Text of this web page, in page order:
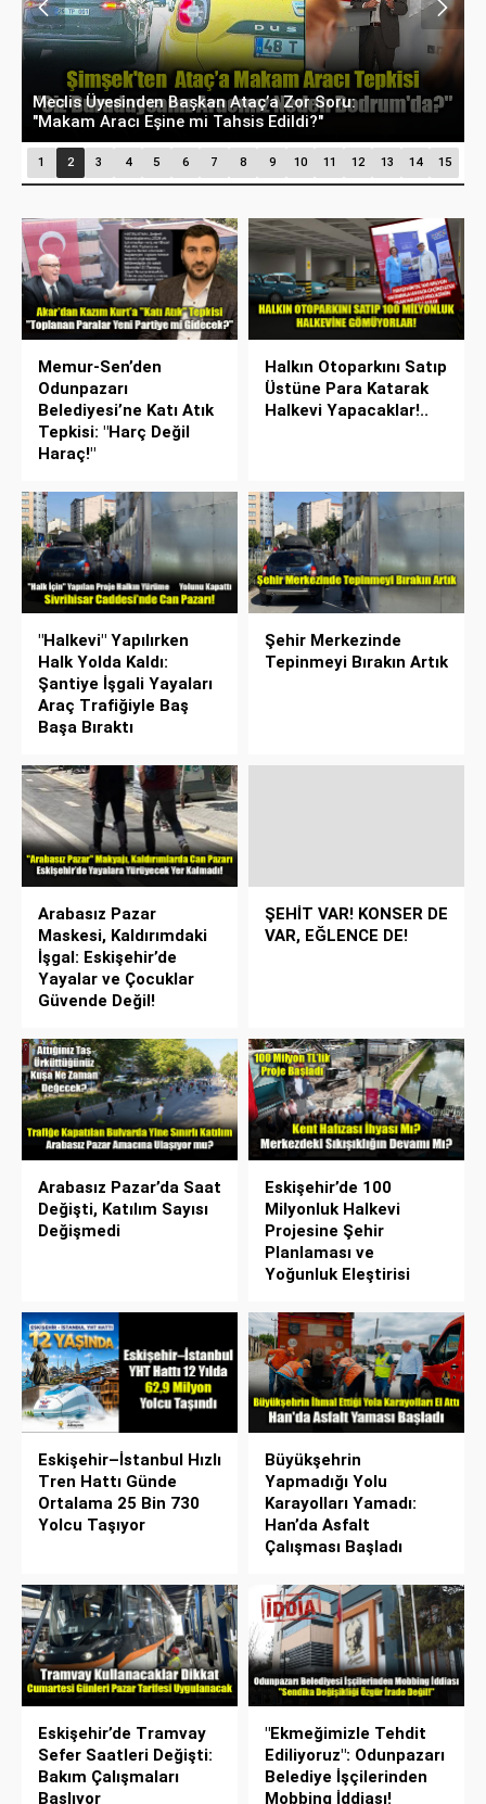
Eskişehir’de Su Fiyatları Rekora Koşuyor: İnşaat
Suyu 100 TL Sınırını Aştı!
1 2 3 4 5 6 7 8 9 10 11 12 13 14 15
Memur-Sen’den
Odunpazarı
Belediyesi’ne Katı Atık
Tepkisi: "Harç Değil
Haraç!"
Halkın Otoparkını Satıp
Üstüne Para Katarak
Halkevi Yapacaklar!..
"Halkevi" Yapılırken
Halk Yolda Kaldı:
Şantiye İşgali Yayaları
Araç Trafiğiyle Baş
Başa Bıraktı
Şehir Merkezinde
Tepinmeyi Bırakın Artık
Arabasız Pazar
Maskesi, Kaldırımdaki
İşgal: Eskişehir’de
Yayalar ve Çocuklar
Güvende Değil!
ŞEHİT VAR! KONSER DE
VAR, EĞLENCE DE!
Arabasız Pazar’da Saat
Değişti, Katılım Sayısı
Değişmedi
Eskişehir’de 100
Milyonluk Halkevi
Projesine Şehir
Planlaması ve
Yoğunluk Eleştirisi
Eskişehir–İstanbul Hızlı
Tren Hattı Günde
Ortalama 25 Bin 730
Yolcu Taşıyor
Büyükşehrin
Yapmadığı Yolu
Karayolları Yamadı:
Han’da Asfalt
Çalışması Başladı
Eskişehir’de Tramvay
Sefer Saatleri Değişti:
Bakım Çalışmaları
Başlıyor
"Ekmeğimizle Tehdit
Ediliyoruz": Odunpazarı
Belediye İşçilerinden
Mobbing İddiası!